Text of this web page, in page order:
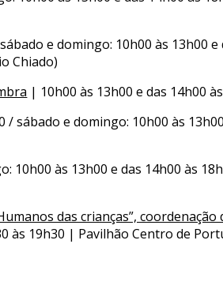
e domingo: 10h00 às 13h00
Chiado)
| 10h00 às 13h00 e das 14h00
/ sábado e domingo: 10h00 às
10h00 às 13h00 e das 14h00 às
das crianças”,
às 19h30 | Pavilhão Centro de